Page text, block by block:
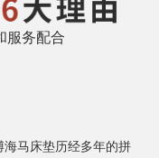
服务配合
海马床垫历经多年的拼